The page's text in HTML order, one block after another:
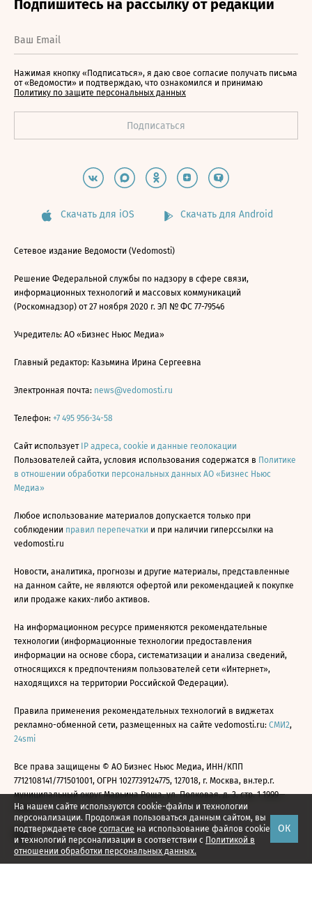
На нашем сайте используются cookie-файлы и технологии
персонализации. Продолжая пользоваться данным сайтом, вы
подтверждаете свое согласие на использование файлов cookie
и технологий персонализации в соответствии с Политикой в
отношении обработки персональных данных.
ОК
Нажимая кнопку «Подписаться», я даю свое согласие получать письма
от «Ведомости» и подтверждаю, что ознакомился и принимаю
Политику по защите персональных данных
Скачать для iOS Скачать для Android
Сетевое издание Ведомости (Vedomosti)
Решение Федеральной службы по надзору в сфере связи,
информационных технологий и массовых коммуникаций
(Роскомнадзор) от 27 ноября 2020 г. ЭЛ № ФС 77-79546
Учредитель: АО «Бизнес Ньюс Медиа»
Главный редактор: Казьмина Ирина Сергеевна
Электронная почта: news@vedomosti.ru
Телефон: +7 495 956-34-58
Сайт использует IP адреса, cookie и данные геолокации
Пользователей сайта, условия использования содержатся в Политике
в отношении обработки персональных данных АО «Бизнес Ньюс
Медиа»
Любое использование материалов допускается только при
соблюдении правил перепечатки и при наличии гиперссылки на
vedomosti.ru
Новости, аналитика, прогнозы и другие материалы, представленные
на данном сайте, не являются офертой или рекомендацией к покупке
или продаже каких-либо активов.
На информационном ресурсе применяются рекомендательные
технологии (информационные технологии предоставления
информации на основе сбора, систематизации и анализа сведений,
относящихся к предпочтениям пользователей сети «Интернет»,
находящихся на территории Российской Федерации).
Правила применения рекомендательных технологий в виджетах
рекламно-обменной сети, размещенных на сайте vedomosti.ru: СМИ2,
24smi
Все права защищены © АО Бизнес Ньюс Медиа, ИНН/КПП
7712108141/771501001, ОГРН 1027739124775, 127018, г. Москва, вн.тер.г.
муниципальный округ Марьина Роща, ул. Полковая, д. 3, стр. 1 1999—
2026